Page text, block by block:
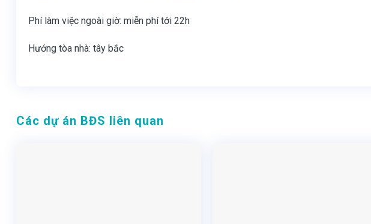
Phí làm việc ngoài giờ: miễn phí tới 22h
Hướng tòa nhà: tây bắc
Các dự án BĐS liên quan